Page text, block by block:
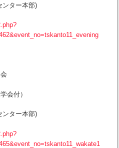
ター本部)
付）
ター本部)